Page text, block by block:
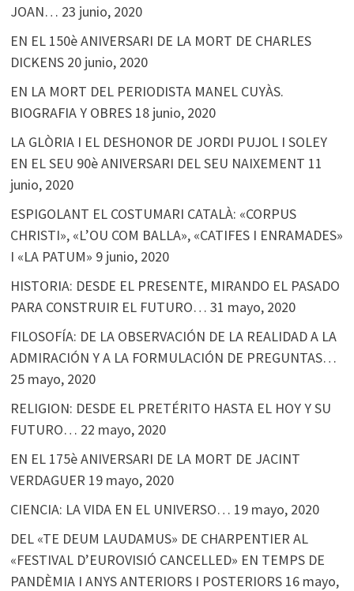
JOAN… 23 junio, 2020
EN EL 150è ANIVERSARI DE LA MORT DE CHARLES
DICKENS 20 junio, 2020
EN LA MORT DEL PERIODISTA MANEL CUYÀS.
BIOGRAFIA Y OBRES 18 junio, 2020
LA GLÒRIA I EL DESHONOR DE JORDI PUJOL I SOLEY
EN EL SEU 90è ANIVERSARI DEL SEU NAIXEMENT 11
junio, 2020
ESPIGOLANT EL COSTUMARI CATALÀ: «CORPUS
CHRISTI», «L’OU COM BALLA», «CATIFES I ENRAMADES»
I «LA PATUM» 9 junio, 2020
HISTORIA: DESDE EL PRESENTE, MIRANDO EL PASADO
PARA CONSTRUIR EL FUTURO… 31 mayo, 2020
FILOSOFÍA: DE LA OBSERVACIÓN DE LA REALIDAD A LA
ADMIRACIÓN Y A LA FORMULACIÓN DE PREGUNTAS…
25 mayo, 2020
RELIGION: DESDE EL PRETÉRITO HASTA EL HOY Y SU
FUTURO… 22 mayo, 2020
EN EL 175è ANIVERSARI DE LA MORT DE JACINT
VERDAGUER 19 mayo, 2020
CIENCIA: LA VIDA EN EL UNIVERSO… 19 mayo, 2020
DEL «TE DEUM LAUDAMUS» DE CHARPENTIER AL
«FESTIVAL D’EUROVISIÓ CANCELLED» EN TEMPS DE
PANDÈMIA I ANYS ANTERIORS I POSTERIORS 16 mayo,